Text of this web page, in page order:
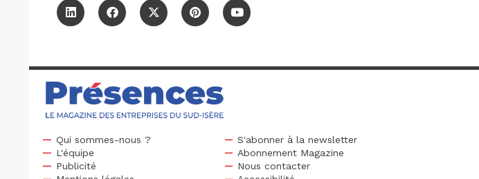
Qui sommes-nous ?
L'équipe
Publicité
S'abonner à la newsletter
Abonnement Magazine
Nous contacter